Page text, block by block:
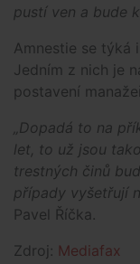
pustí ven a bude
Amnestie se týká
Jedním z nich je
postavení
„Dopadá to na
let, to už jsou
trestných činů
případy vyšetřují
Pavel Říčka.
Zdroj: Mediafax